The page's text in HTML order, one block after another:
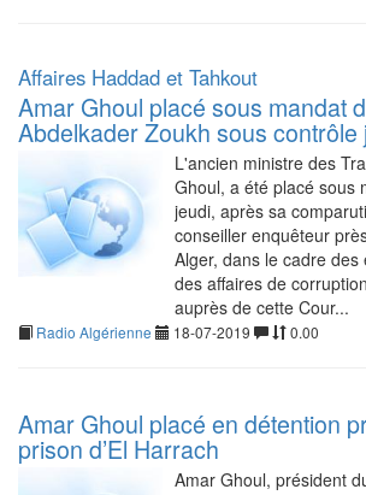
Affaires Haddad et Tahkout
Amar Ghoul placé sous mandat
Abdelkader Zoukh sous contrôle
L'ancien ministre des
Ghoul, a été placé sous
jeudi, après sa
conseiller enquêteur
Alger, dans le cadre des
des affaires de
auprès de cette Cour...
Radio Algérienne 18-07-2019 0.00
Amar Ghoul placé en détention
prison d’El Harrach
Amar Ghoul, président